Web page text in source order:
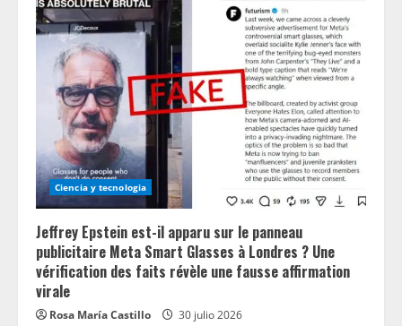
Ciencia y tecnologia
Jeffrey Epstein est-il apparu sur le panneau
publicitaire Meta Smart Glasses à Londres ? Une
vérification des faits révèle une fausse affirmation
virale
Rosa María Castillo 30 julio 2026